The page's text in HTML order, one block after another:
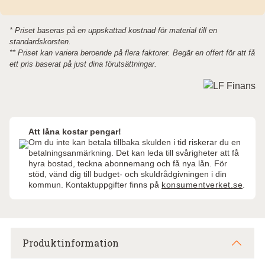
* Priset baseras på en uppskattad kostnad för material till en
standardskorsten.
** Priset kan variera beroende på flera faktorer. Begär en offert för att få
ett pris baserat på just dina förutsättningar.
Att låna kostar pengar!
Om du inte kan betala tillbaka skulden i tid riskerar du en
betalningsanmärkning. Det kan leda till svårigheter att få
hyra bostad, teckna abonnemang och få nya lån. För
stöd, vänd dig till budget- och skuldrådgivningen i din
kommun. Kontaktuppgifter finns på konsumentverket.se
Produktinformation